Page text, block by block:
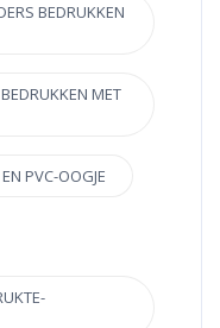
BEDRUKKEN
MET
PVC-OOGJE